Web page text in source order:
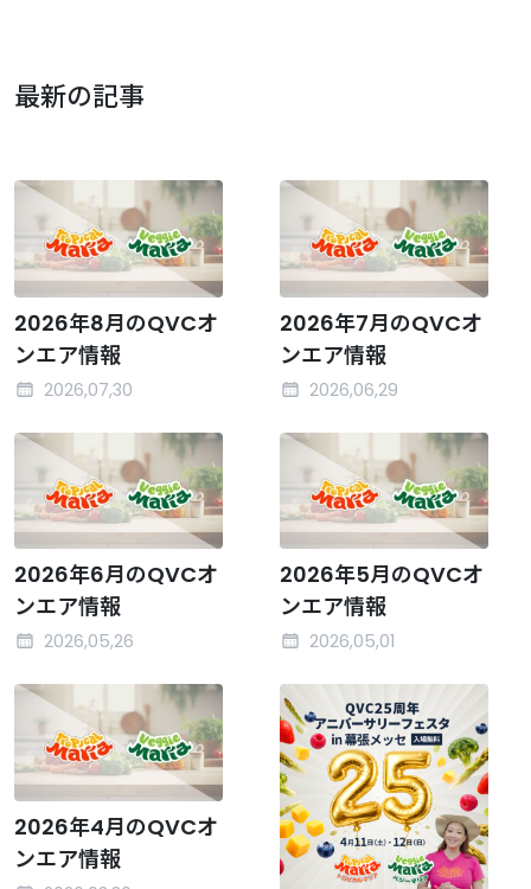
最新の記事
2026年8月のQVCオ
ンエア情報
2026,07,30
2026年7月のQVCオ
ンエア情報
2026,06,29
2026年6月のQVCオ
ンエア情報
2026,05,26
2026年5月のQVCオ
ンエア情報
2026,05,01
2026年4月のQVCオ
ンエア情報